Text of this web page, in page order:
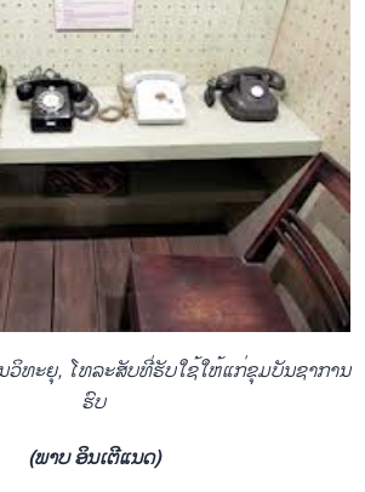
ວິທະຍຸ, ໂທລະສັບທີ່ຮັບໃຊ້ໃຫ້ແກ່ຂຸມບັນຊາການ
ຮົບ
(ພາບ ອິນເຕີແນດ)